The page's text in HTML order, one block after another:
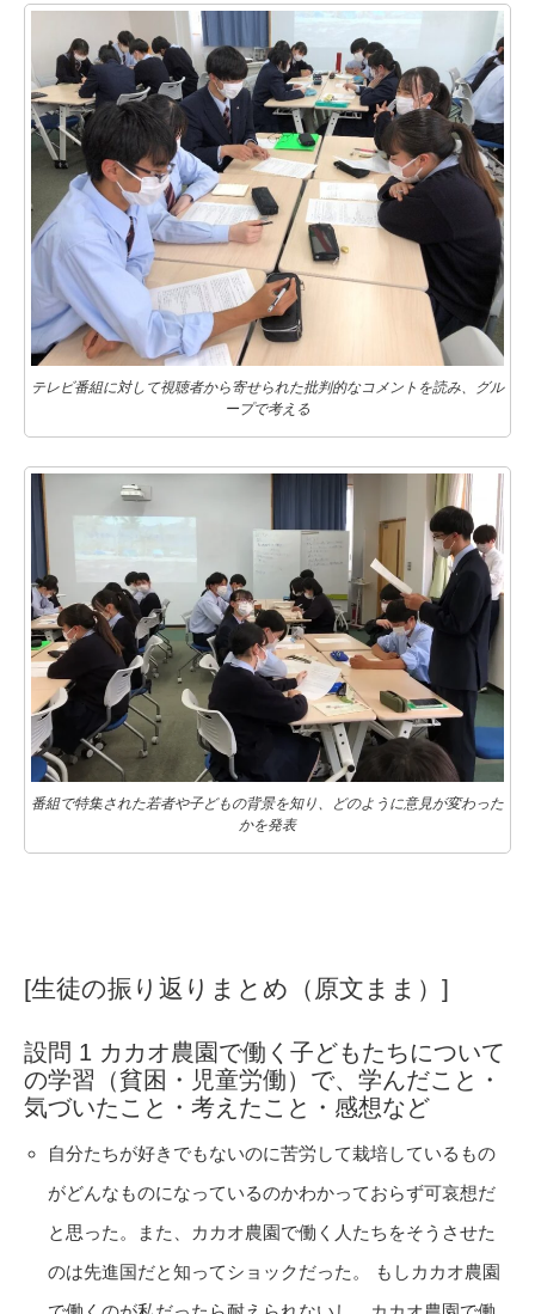
テレビ番組に対して視聴者から寄せられた批判的なコメントを読み、グル
ープで考える
番組で特集された若者や子どもの背景を知り、どのように意見が変わった
かを発表
[生徒の振り返りまとめ（原文まま）]
設問 1 カカオ農園で働く子どもたちについて
の学習（貧困・児童労働）で、学んだこと・
気づいたこと・考えたこと・感想など
自分たちが好きでもないのに苦労して栽培しているもの
がどんなものになっているのかわかっておらず可哀想だ
と思った。また、カカオ農園で働く人たちをそうさせた
のは先進国だと知ってショックだった。 もしカカオ農園